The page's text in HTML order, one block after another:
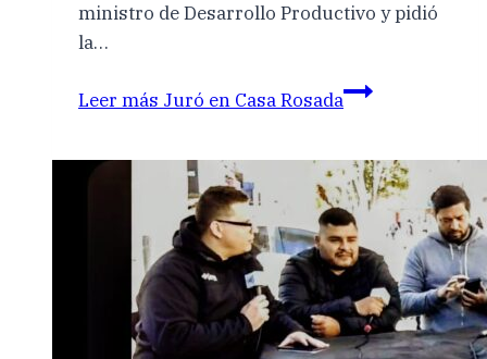
ministro de Desarrollo Productivo y pidió
la…
Leer más Juró en Casa Rosada